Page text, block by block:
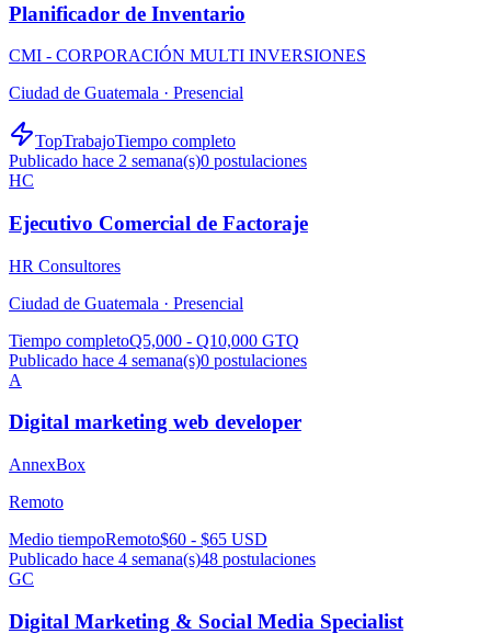
Planificador de Inventario
CMI - CORPORACIÓN MULTI INVERSIONES
Ciudad de Guatemala · Presencial
TopTrabajoTiempo completo
Publicado hace 2 semana(s)0 postulaciones
HC
Ejecutivo Comercial de Factoraje
HR Consultores
Ciudad de Guatemala · Presencial
Tiempo completoQ5,000 - Q10,000 GTQ
Publicado hace 4 semana(s)0 postulaciones
A
Digital marketing web developer
AnnexBox
Remoto
Medio tiempoRemoto$60 - $65 USD
Publicado hace 4 semana(s)48 postulaciones
GC
Digital Marketing & Social Media Specialist